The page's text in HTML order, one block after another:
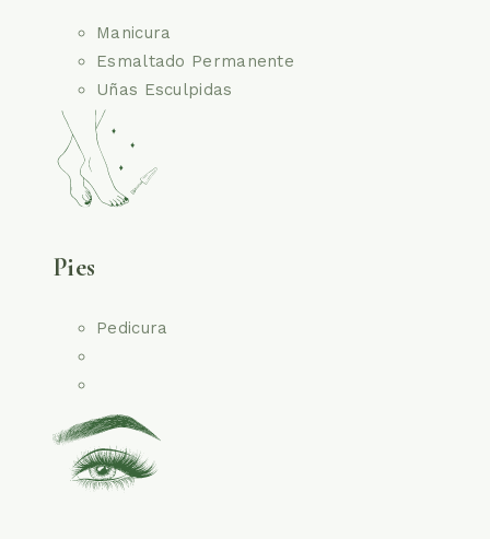
Manicura
Esmaltado Permanente
Uñas Esculpidas
Pies
Pedicura